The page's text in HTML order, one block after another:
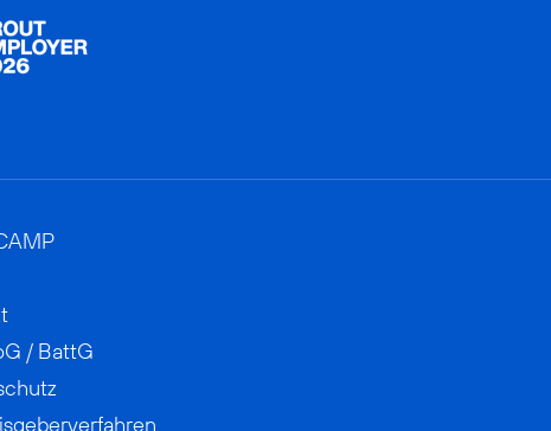
/ BattG